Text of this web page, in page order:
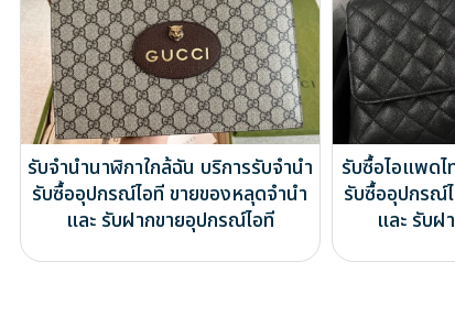
รับจำนำนาฬิกาใกล้ฉัน บริการรับจำนำ
รับซื้ออุปกรณ์ไอที ขายของหลุดจำนำ
และ รับฝากขายอุปกรณ์ไอที
รับซื้อไอแพดไ
รับซื้ออุปกรณ์
และ รับฝ